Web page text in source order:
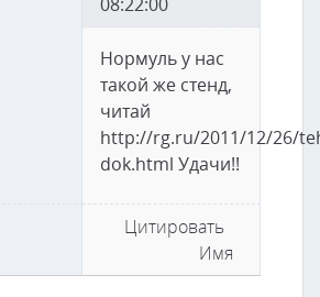
Нормуль у нас
такой же стенд,
читай
http://rg.ru/2011/12/26/
dok.html Удачи!!
Цитировать
Имя